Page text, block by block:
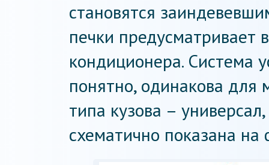
становятся
печки предусматривает
кондиционера. Система
понятно, одинакова для
типа кузова –
схематично показана на